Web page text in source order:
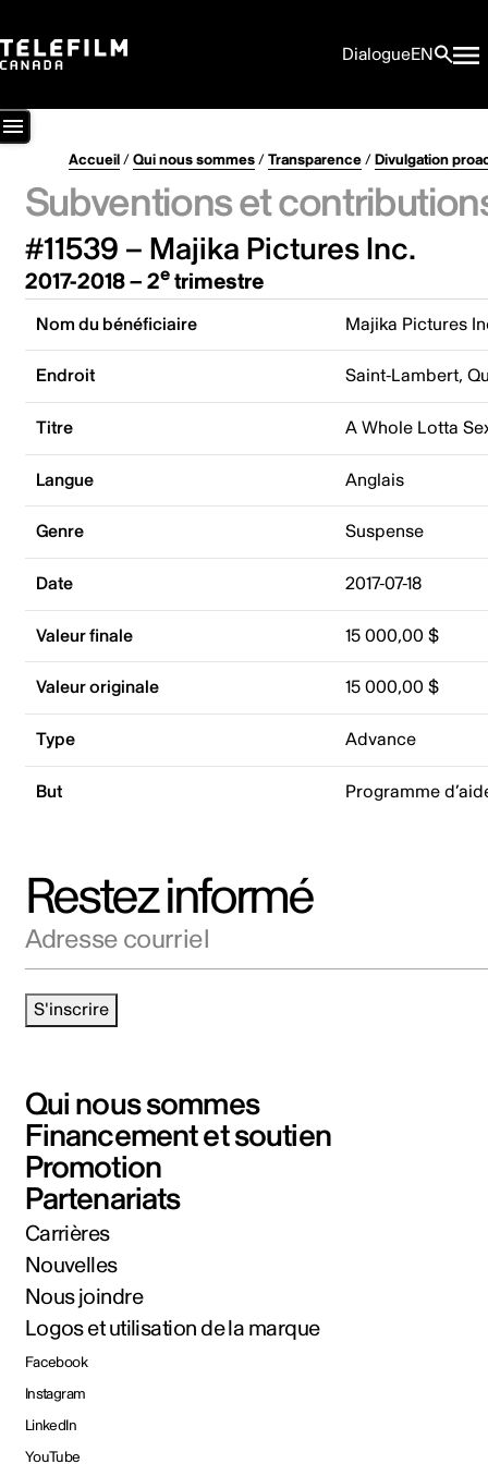
DialogueEN
Accueil/Qui nous sommes/Transparence/Divulgation
Subventions et
#11539 – Majika Pictures Inc.
2017-2018 – 2etrimestre
Nom du bénéficiaire Majika Pictures
Endroit Saint-Lambert,
Titre A Whole Lotta
Langue Anglais
Genre Suspense
Date 2017-07-18
Valeur finale 15 000,00 $
Valeur originale 15 000,00 $
Type Advance
But Programme
Restez informé
S'inscrire
Qui nous sommes
Financement et soutien
Promotion
Partenariats
Carrières
Nouvelles
Nous joindre
Logos et utilisation de la marque
Facebook
Instagram
LinkedIn
YouTube